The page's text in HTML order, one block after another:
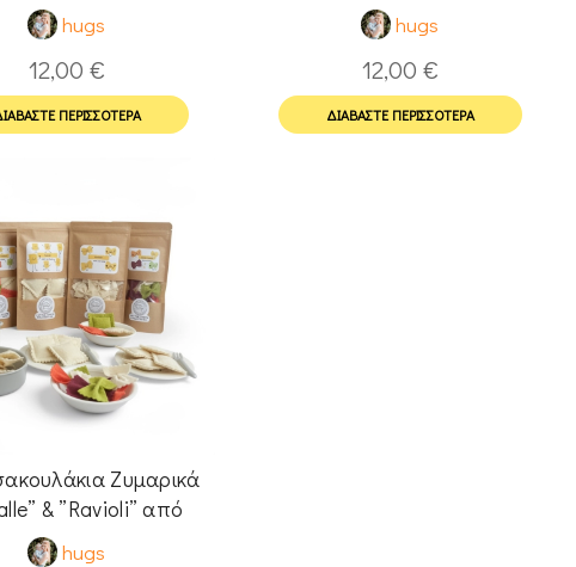
hugs
12,00 €
ΠΕΡΙΣΣΌΤΕΡΑ
hugs
12,00 €
ΔΙΑΒΆΣΤΕ ΠΕΡΙΣΣΌΤΕΡΑ
Ζυμαρικά
& ”Ravioli” από
για Pretend Play
hugs